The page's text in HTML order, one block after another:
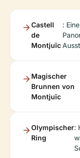
Castell
de
Montjuïc
:
Magischer
Brunnen von
Montjuïc
Olympischer
Ring
: